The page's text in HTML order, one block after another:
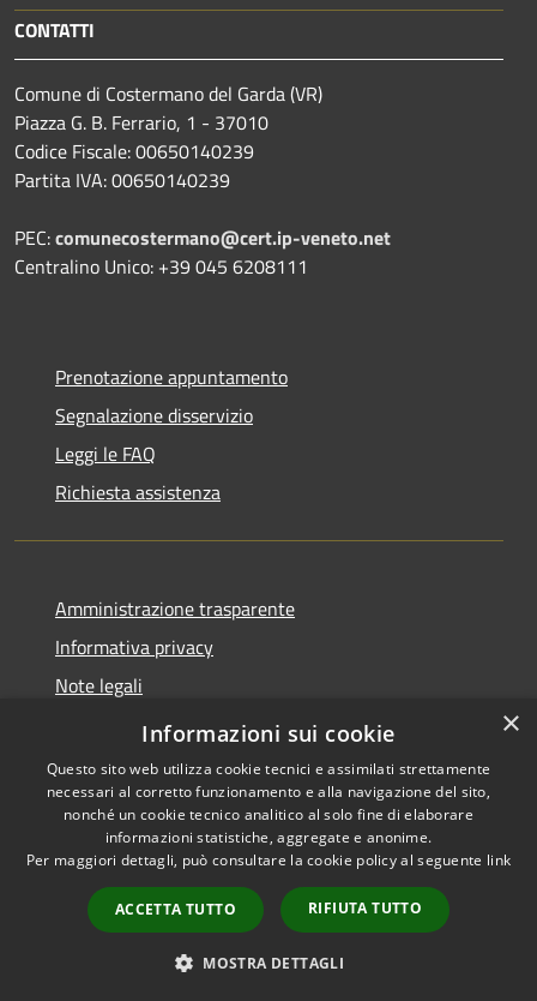
CONTATTI
Comune di Costermano del Garda (VR)
Piazza G. B. Ferrario, 1 - 37010
Codice Fiscale: 00650140239
Partita IVA: 00650140239
PEC:comunecostermano@cert.ip-veneto.net
Centralino Unico: +39 045 6208111
Prenotazione appuntamento
Segnalazione disservizio
Leggi le FAQ
Richiesta assistenza
Amministrazione trasparente
Informativa privacy
Note legali
Dichiarazione di Accessibilità
Accessibilità
Copyright © 2026 • Comune di
Costermano sul Garda •
Powered byMunicipium
Accesso redazione
×
Informazioni sui cookie
Questo sito web utilizza cookie tecnici e assimilati strettamente
necessari al corretto funzionamento e alla navigazione del sito,
nonché un cookie tecnico analitico al solo fine di elaborare
informazioni statistiche, aggregate e anonime.
Per maggiori dettagli, può consultare la cookie policy al seguente link
ACCETTA TUTTO RIFIUTA TUTTO
MOSTRA DETTAGLI